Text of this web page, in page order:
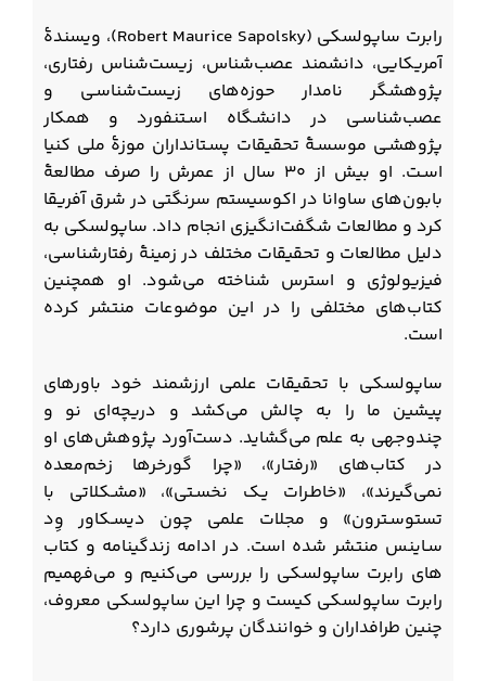
رابرت‌ ساپولسکی (Robert Maurice Sapolsky)،
ویسندۀ
آمریکایی، دانشمند عصب‌شناس، زیست‌شناس رفتاری،
پژوهشگر نامدار حوزه‌های زیست‌شناسـی و
عصب‌شناسـی در دانشـگاه اسـتنفورد و همکار
پژوهشـی موسسـۀ تحقیقات پسـتانداران موزۀ ملی کنیا
اسـت. او بیش از ۳۰ سال از عمرش را صرف مطالعۀ
بابون‌های ساوانا در اکوسیستم سرنگتی در شرق آفریقا
کرد و مطالعات شگفت‌انگیزی انجام داد. ساپولسکی به
دلیل مطالعات و تحقیقات مختلف در زمینۀ رفتارشناسی،
فیزیولوژی و استرس شناخته می‌شود. او همچنین
کتاب‌های مختلفی را در این موضوعات منتشر کرده
است.
ساپولسکی با تحقیقات علمی ارزشمند خود باورهای
پیشین ما را به چالش می‌کشد و دریچه‌ای نو و
چندوجهی به علم می‌گشاید. دست‌آورد پژوهش‌های او
در کتاب‌های «رفتـار»، «چرا گورخر‌ها زخم‌معده
نمی‌گیرند»، «خاطـرات یـک نخسـتی»، «مشـکلاتی با
تستوسـترون» و مجلات علمی چون دیسـکاور وِد
سـاینس منتشر شده است. در ادامه زندگینامه و کتاب
های رابرت ساپولسکی را بررسی می‌کنیم و می‌فهمیم
رابرت ساپولسکی کیست و چرا این ساپولسکی معروف،
چنین طرافداران و خوانندگان پرشوری دارد؟